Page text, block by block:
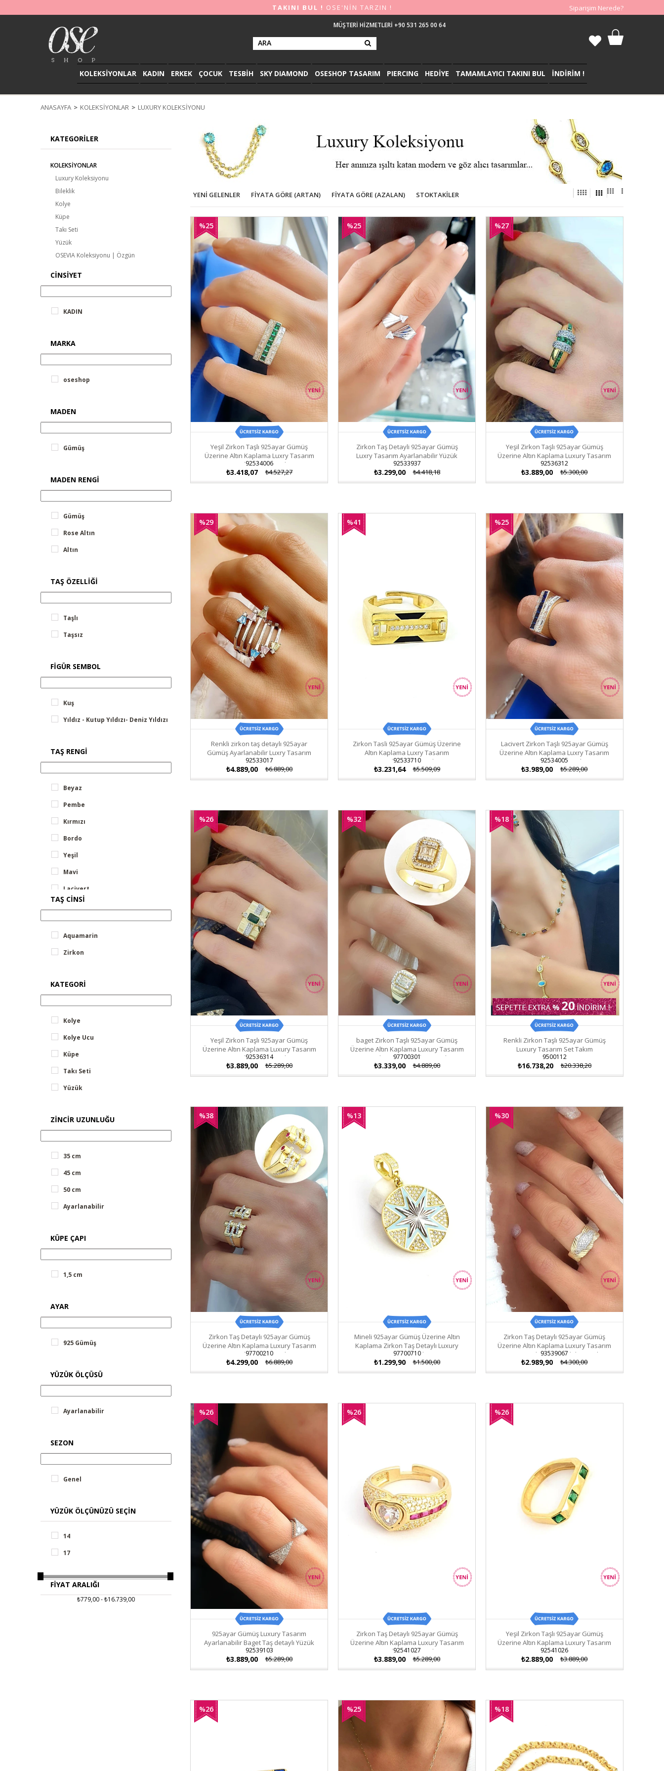
TAKINI BUL ! OSE'NİN TARZIN ! Siparişim Nerede?
MÜŞTERİ HİZMETLERİ +90 531 265 00 64
KOLEKSİYONLAR KADIN ERKEK ÇOCUK TESBİH SKY DIAMOND OSESHOP TASARIM PIERCING HEDİYE TAMAMLAYICI TAKINI BUL İNDİRİM !
ANASAYFA KOLEKSİYONLAR LUXURY KOLEKSIYONU
KATEGORILER
KOLEKSİYONLAR
Luxury Koleksiyonu
Bileklik
Kolye
Küpe
Takı Seti
Yüzük
OSEVIA Koleksiyonu | Özgün
Takıları
İnci ve Sedef Koleksiyonu
İtalyan Koleksiyonu
Flora by OSESHOP | Işıltısında Doğa
Saklı
Elmas Montür Koleksiyonu
Markazit Koleksiyonu
Minimal Koleksiyonu
Nazar Boncuğu Koleksiyonu
Müzik-Sanat-Hobi Koleksiyonu
Cumhuriyet Koleksiyonu
Man Style By OSESHOP | Sade ve Şık
CINSIYET
KADIN
MARKA
oseshop
MADEN
Gümüş
MADEN RENGI
Gümüş
Rose Altın
Altın
TAŞ ÖZELLIĞI
Taşlı
Taşsız
FIGÜR SEMBOL
Kuş
Yıldız - Kutup Yıldızı- Deniz Yıldızı
TAŞ RENGI
Beyaz
Pembe
Kırmızı
Bordo
Yeşil
Mavi
Lacivert
TAŞ CINSI
Aquamarin
Zirkon
KATEGORI
Kolye
Kolye Ucu
Küpe
Takı Seti
Yüzük
ZINCIR UZUNLUĞU
35 cm
45 cm
50 cm
Ayarlanabilir
KÜPE ÇAPI
1,5 cm
AYAR
925 Gümüş
YÜZÜK ÖLÇÜSÜ
Ayarlanabilir
SEZON
Genel
YÜZÜK ÖLÇÜNÜZÜ SEÇIN
14
17
FIYAT ARALIĞI
₺779,00 - ₺16.739,00
YENI GELENLER FIYATA GÖRE (ARTAN) FIYATA GÖRE (AZALAN) STOKTAKILER
Yeşil Zirkon Taşlı 925ayar Gümüş
Üzerine Altın Kaplama Luxry Tasarım
Ayarlanabilir Yüzük
92534006
₺3.418,07 ₺4.527,27
%25
İndirim
Zirkon Taş Detayli 925ayar Gümüş
Luxry Tasarım Ayarlanabilir Yüzük
92533937
₺3.299,00 ₺4.418,18
%25
İndirim
Yeşil Zirkon Taşlı 925ayar Gümüş
Üzerine Altın Kaplama Luxury Tasarım
Yüzük
92536312
₺3.889,00 ₺5.300,00
%27
İndirim
Renkli zirkon taş detaylı 925ayar
Gümüş Ayarlanabilir Luxry Tasarım
Yüzük
92533017
₺4.889,00 ₺6.889,00
%29
İndirim
Zirkon Tasli 925ayar Gümüş Üzerine
Altın Kaplama Luxry Tasarım
Ayarlanabilir Yüzük
92533710
₺3.231,64 ₺5.509,09
%41
Lacivert Zirkon Taşlı 925ayar Gümüş
Üzerine Altın Kaplama Luxry Tasarım
Ayarlanabilir Yüzük
92534005
₺3.989,00 ₺5.289,00
%25
İndirim
Yeşil Zirkon Taşlı 925ayar Gümüş
Üzerine Altın Kaplama Luxury Tasarım
Ayarlanabilir Yüzük
92536314
₺3.889,00 ₺5.289,00
%26
İndirim
baget Zirkon Taşlı 925ayar Gümüş
Üzerine Altın Kaplama Luxury Tasarım
Ayarlanabilir Şovalye Yüzük
97700301
₺3.339,00 ₺4.889,00
%32
İndirim
Renkli Zirkon Taşlı 925ayar Gümüş
Luxury Tasarım Set Takım
9500112
₺16.738,20 ₺20.338,20
%18
Zirkon Taş Detaylı 925ayar Gümüş
Üzerine Altın Kaplama Luxury Tasarım
Ayarlanabilir Yüzük
97700210
₺4.299,00 ₺6.889,00
%38
Mineli 925ayar Gümüş Üzerine Altın
Kaplama Zirkon Taş Detaylı Luxury
Tasarım Trend Kolye Ucu
97700710
₺1.299,90 ₺1.500,00
%13
Zirkon Taş Detaylı 925ayar Gümüş
Üzerine Altın Kaplama Luxury Tasarım
Tüy Figürlü Ayarlanabilir Yüzük
93539067
₺2.989,90 ₺4.300,00
%30
925ayar Gümüş Luxury Tasarım
Ayarlanabilir Baget Taş detaylı Yüzük
92539103
₺3.889,00 ₺5.289,00
%26
İndirim
Zirkon Taş Detaylı 925ayar Gümüş
Üzerine Altın Kaplama Luxury Tasarım
Ayarlanabilir Yüzük
92541027
₺3.889,00 ₺5.289,00
%26
Yeşil Zirkon Taşlı 925ayar Gümüş
Üzerine Altın Kaplama Luxury Tasarım
Yüzük
92541026
₺2.889,00 ₺3.889,00
%26
%26
%25
İndirim
%18